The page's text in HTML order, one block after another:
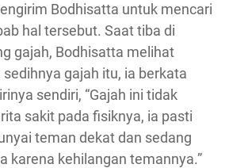
Bodhisatta untuk mencari
hal tersebut. Saat tiba di
gajah, Bodhisatta melihat
sedihnya gajah itu, ia berkata
sendiri, “Gajah ini tidak
sakit pada fisiknya, ia pasti
teman dekat dan sedang
karena kehilangan temannya.”